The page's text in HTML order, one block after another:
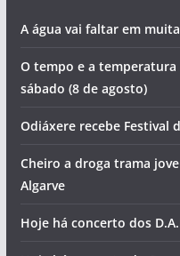
A água vai faltar em
O tempo e a temperatura
sábado (8 de agosto)
Odiáxere recebe Festival
Cheiro a droga trama
Algarve
Hoje há concerto dos